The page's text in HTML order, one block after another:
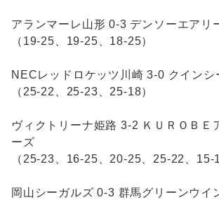
アランマーレ山形 0-3 デンソーエアリ
（19-25、19-25、18-25）
NECレッドロケッツ川崎 3-0 クインシ
（25-22、25-23、25-18）
ヴィクトリーナ姫路 3-2 ＫＵＲＯＢＥ
ーズ
（25-23、16-25、20-25、25-22、15-
岡山シーガルズ 0-3 群馬グリーンウイ